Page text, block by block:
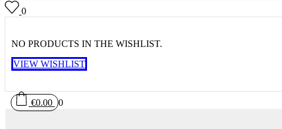
0
NO PRODUCTS IN THE WISHLIST.
VIEW WISHLIST
€0.00 0